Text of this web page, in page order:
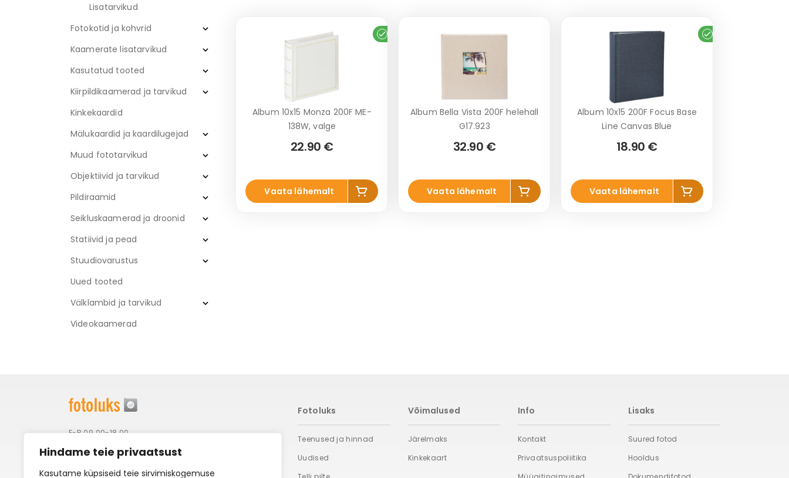
Hindame teie privaatsust
Kasutame küpsiseid teie sirvimiskogemuse
Album 10x15 Monza 200F ME-
138W, valge
22.90 €
Vaata lähemalt
Lisa
korvi
Album Bella Vista 200F helehall
G17.923
32.90 €
Vaata lähemalt
Lisa
korvi
Laos
Album 10x15 200F Focus Base
Line Canvas Blue
18.90 €
Vaata lähemalt
Lisa
korvi
Lisatarvikud
Fotokotid ja kohvrid
Kaamerate lisatarvikud
Kasutatud tooted
Kiirpildikaamerad ja tarvikud
Kinkekaardid
Mälukaardid ja kaardilugejad
Muud fototarvikud
Objektiivid ja tarvikud
Pildiraamid
Seikluskaamerad ja droonid
Statiivid ja pead
Stuudiovarustus
Uued tooted
Välklambid ja tarvikud
Videokaamerad
E-R 09.00-18.00
Telefon: 6556748
info@fotoluks.ee
Fotoluks
Teenused ja hinnad
Uudised
Võimalused
Järelmaks
Kinkekaart
Info
Kontakt
Privaatsuspoliitika
Lisaks
Suured fotod
Hooldus